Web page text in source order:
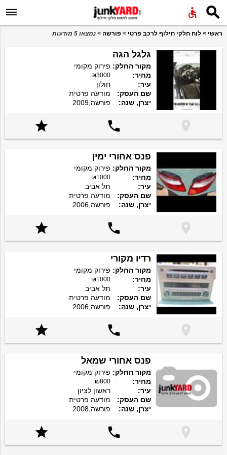
 
ראשי > לוח חלקי חילוף לרכב פרטי > פורשה > נמצאו 5 מודעות
גלגל הגה
מקור החלק: פירוק מקומי
מחיר:
₪3000
עיר:
חולון
שם העסק:
מודעה פרטית
יצרן, שנה:
פורשה,2009



פנס אחורי ימין
מקור החלק: פירוק מקומי
מחיר:
₪1000
עיר:
תל אביב
שם העסק:
מודעה פרטית
יצרן, שנה:
פורשה,2006



רדיו מקורי
מקור החלק: פירוק מקומי
מחיר:
₪1000
עיר:
תל אביב
שם העסק:
מודעה פרטית
יצרן, שנה:
פורשה,2006



פנס אחורי שמאל
מקור החלק: פירוק מקומי
מחיר:
₪800
עיר:
ראשון לציון
שם העסק:
מודעה פרטית
יצרן, שנה:
פורשה,2008


